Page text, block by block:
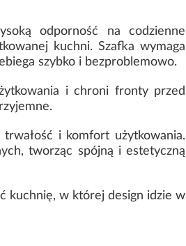
odporność na codzienne
kuchni. Szafka wymaga
szybko i bezproblemowo.
i chroni fronty przed
i komfort użytkowania.
tworząc spójną i estetyczną
kuchnię, w której design idzie w